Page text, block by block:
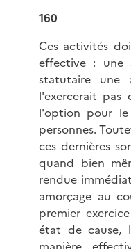
160
Ces activités
effective : une
statutaire une
l'exercerait pas
l'option pour le
personnes.
ces dernières
quand bien
rendue
amorçage au
premier
état de cause,